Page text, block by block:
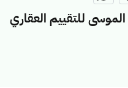
للتقييم العقاري